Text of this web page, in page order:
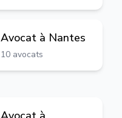
Avocat à Nantes
10 avocats